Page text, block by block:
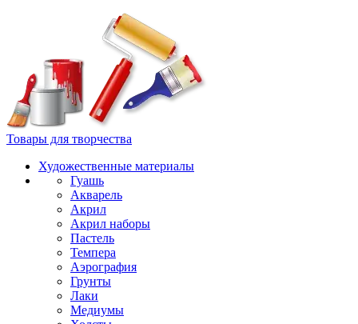
Товары для творчества
Художественные материалы
Гуашь
Акварель
Акрил
Акрил наборы
Пастель
Темпера
Аэрография
Грунты
Лаки
Медиумы